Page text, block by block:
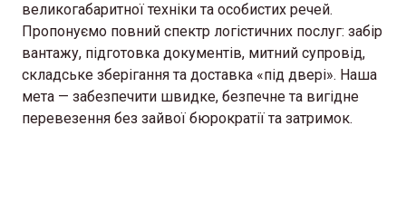
великогабаритної техніки та особистих речей.
Пропонуємо повний спектр логістичних послуг: забір
вантажу, підготовка документів, митний супровід,
складське зберігання та доставка «під двері». Наша
мета — забезпечити швидке, безпечне та вигідне
перевезення без зайвої бюрократії та затримок.